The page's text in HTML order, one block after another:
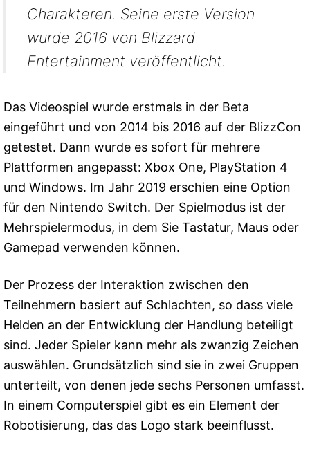
Charakteren. Seine erste Version
wurde 2016 von Blizzard
Entertainment veröffentlicht.
Das Videospiel wurde erstmals in der Beta
eingeführt und von 2014 bis 2016 auf der BlizzCon
getestet. Dann wurde es sofort für mehrere
Plattformen angepasst: Xbox One, PlayStation 4
und Windows. Im Jahr 2019 erschien eine Option
für den Nintendo Switch. Der Spielmodus ist der
Mehrspielermodus, in dem Sie Tastatur, Maus oder
Gamepad verwenden können.
Der Prozess der Interaktion zwischen den
Teilnehmern basiert auf Schlachten, so dass viele
Helden an der Entwicklung der Handlung beteiligt
sind. Jeder Spieler kann mehr als zwanzig Zeichen
auswählen. Grundsätzlich sind sie in zwei Gruppen
unterteilt, von denen jede sechs Personen umfasst.
In einem Computerspiel gibt es ein Element der
Robotisierung, das das Logo stark beeinflusst.